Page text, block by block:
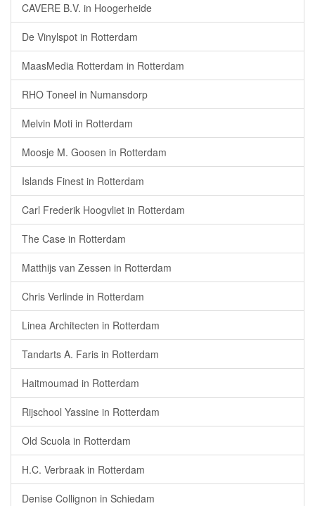
CAVERE B.V. in Hoogerheide
De Vinylspot in Rotterdam
MaasMedia Rotterdam in Rotterdam
RHO Toneel in Numansdorp
Melvin Moti in Rotterdam
Moosje M. Goosen in Rotterdam
Islands Finest in Rotterdam
Carl Frederik Hoogvliet in Rotterdam
The Case in Rotterdam
Matthijs van Zessen in Rotterdam
Chris Verlinde in Rotterdam
Linea Architecten in Rotterdam
Tandarts A. Faris in Rotterdam
Haitmoumad in Rotterdam
Rijschool Yassine in Rotterdam
Old Scuola in Rotterdam
H.C. Verbraak in Rotterdam
Denise Collignon in Schiedam